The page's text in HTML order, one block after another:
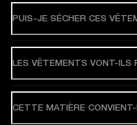
PUIS-JE SÉCHER CES
LES VÊTEMENTS VONT-ILS
CETTE MATIÈRE